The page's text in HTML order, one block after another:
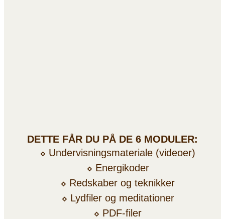
DETTE FÅR DU PÅ DE 6 MODULER:
⬦ Undervisningsmateriale (videoer)
⬦ Energikoder
⬦ Redskaber og teknikker
⬦ Lydfiler og meditationer
⬦ PDF-filer